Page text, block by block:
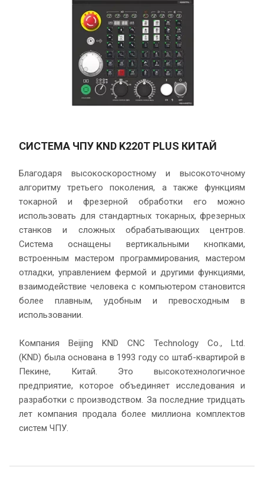
СИСТЕМА ЧПУ KND K220T PLUS КИТАЙ
Благодаря высокоскоростному и высокоточному
алгоритму третьего поколения, а также функциям
токарной и фрезерной обработки его можно
использовать для стандартных токарных, фрезерных
станков и сложных обрабатывающих центров.
Система оснащены вертикальными кнопками,
встроенным мастером программирования, мастером
отладки, управлением фермой и другими функциями,
взаимодействие человека с компьютером становится
более плавным, удобным и превосходным в
использовании.
Компания Beijing KND CNC Technology Co., Ltd.
(KND) была основана в 1993 году со штаб-квартирой в
Пекине, Китай. Это высокотехнологичное
предприятие, которое объединяет исследования и
разработки с производством. За последние тридцать
лет компания продала более миллиона комплектов
систем ЧПУ.